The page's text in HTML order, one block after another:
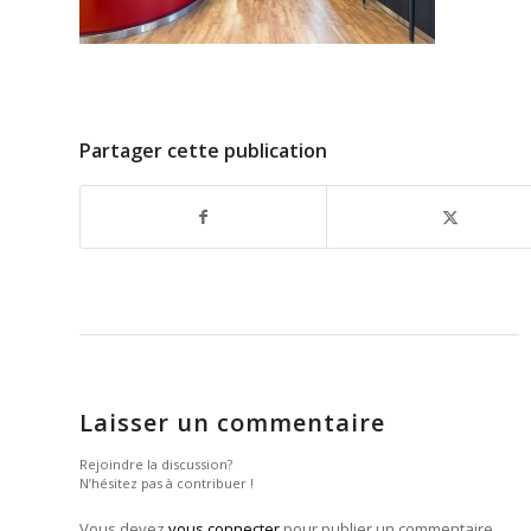
Partager cette publication
Laisser un commentaire
Rejoindre la discussion?
N’hésitez pas à contribuer !